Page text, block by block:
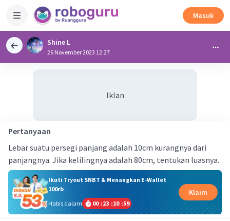
Masuk
Shine L
26 November 2023 12:27
Iklan
Pertanyaan
Lebar suatu persegi panjang adalah 10cm kurangnya dari
panjangnya. Jika kelilingnya adalah 80cm, tentukan luasnya.
Ikuti Tryout SNBT & Menangkan E-Wallet
100rb
Habis dalam
00 :23 :10 :59
Klaim